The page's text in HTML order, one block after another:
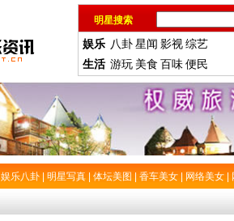
明星搜索
娱乐 八卦星闻 影视综艺
生活 游玩 美食 百味便民
娱乐八卦 明星写真 体坛美图 香车美女 网络美女